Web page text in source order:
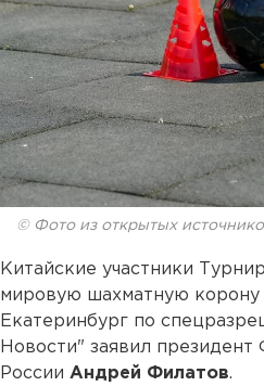
© Фото из открытых
Китайские участники
мировую шахматную корону
Екатеринбург по
Новости" заявил
России Андрей Филатов.